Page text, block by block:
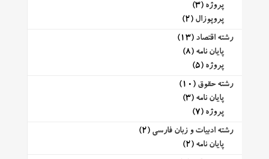
پروژه (3)
پروپوزال (2)
رشته اقتصاد (13)
پایان نامه (8)
پروژه (5)
رشته حقوق (10)
پایان نامه (3)
پروژه (7)
رشته ادبیات و زبان فارسی (2)
پایان نامه (2)